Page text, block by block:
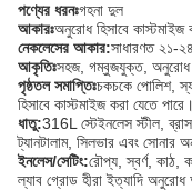
পণ্যের ধরনঃগহনা দুল
আকারঃঅনুরোধ হিসাবে কাস্টমাইজ
নেকলেসের আকার:সাধারণত ২১-
আকৃতিঃসহজ, গম্বুজযুক্ত, অনুরোধ
পৃষ্ঠতল সমাপ্তিঃচকচকে পোলিশ,
হিসাবে কাস্টমাইজ করা যেতে পারে।
ধাতু:316L স্টেইনলেস স্টীল, ব্রাস,
ট্যানটালাম, সিলভার এবং সোনার
ইনলেস/সেটিং:রৌপ্য, স্বর্ণ, কাঠ,
ল্যাব গ্রোড হীরা ইত্যাদি অনুরোধ